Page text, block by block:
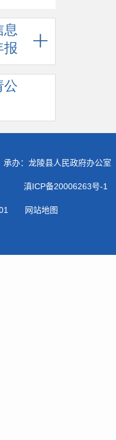
息
报
公